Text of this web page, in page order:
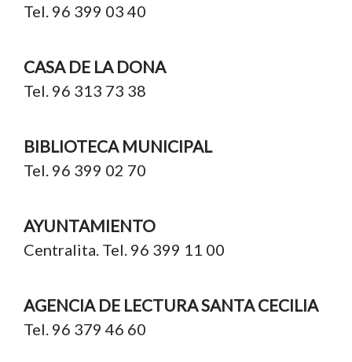
Tel. 96 399 03 40
CASA DE LA DONA
Tel. 96 313 73 38
BIBLIOTECA MUNICIPAL
Tel. 96 399 02 70
AYUNTAMIENTO
Centralita. Tel. 96 399 11 00
AGENCIA DE LECTURA SANTA CECILIA
Tel. 96 379 46 60